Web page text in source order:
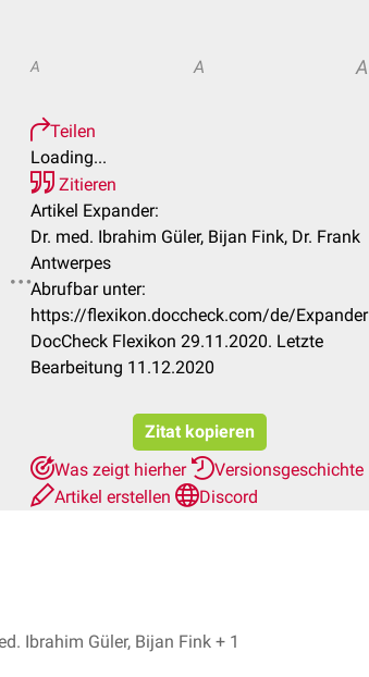
A A A
Teilen
Loading...
Zitieren
Artikel Expander:
Dr. med. Ibrahim Güler, Bijan Fink, Dr. Frank
Antwerpes
Abrufbar unter:
https://flexikon.doccheck.com/de/Expander
DocCheck Flexikon 29.11.2020. Letzte
Bearbeitung 11.12.2020
Zitat kopieren
Was zeigt hierher
Versionsgeschichte
Artikel erstellen
Discord
Dr. med. Ibrahim Güler, Bijan Fink + 1